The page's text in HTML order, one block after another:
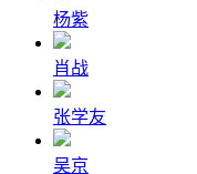
杨紫
肖战
张学友
吴京